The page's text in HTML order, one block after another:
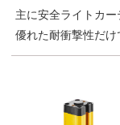
主に安全ライトカ
優れた耐衝撃性だけ